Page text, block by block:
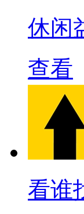
休闲
查看
看谁